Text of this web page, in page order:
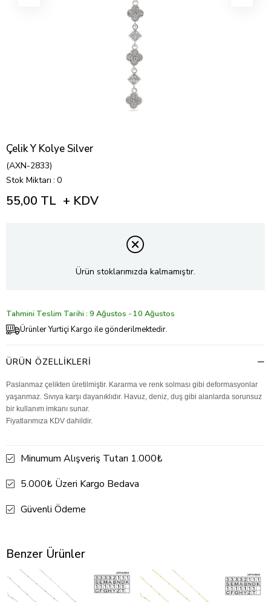
Çelik Y Kolye Silver
(AXN-2833)
Stok Miktarı : 0
55,00 TL + KDV
Ürün stoklarımızda kalmamıştır.
Tahmini Teslim Tarihi : 9 Ağustos - 10 Ağustos
Ürünler Yurtiçi Kargo ile gönderilmektedir.
ÜRÜN ÖZELLIKLERI
Paslanmaz çelikten üretilmiştir. Kararma ve renk solması gibi deformasyonlar
yaşanmaz. Sıvıya karşı dayanıklıdır. Havuz, deniz, duş gibi alanlarda sorunsuz
bir kullanım imkanı sunar.
Fiyatlarımıza KDV dahildir.
Minumum Alışveriş Tutarı 1.000₺
5.000₺ Üzeri Kargo Bedava
Güvenli Ödeme
Benzer Ürünler